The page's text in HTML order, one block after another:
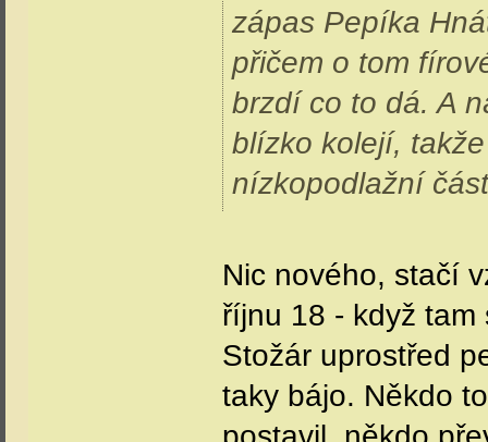
zápas Pepíka
přičem o tom
brzdí co to dá. A
blízko kolejí,
nízkopodlažní
Nic nového, stačí
říjnu 18 - když
Stožár uprostřed
taky bájo. Někdo